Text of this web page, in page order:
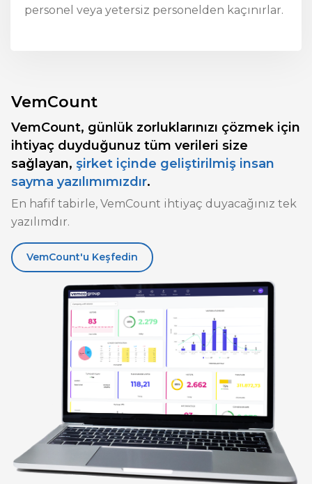
personel veya yetersiz personelden kaçınırlar.
VemCount
VemCount, günlük zorluklarınızı çözmek için
ihtiyaç duyduğunuz tüm verileri size
sağlayan, şirket içinde geliştirilmiş insan
sayma yazılımımızdır.
En hafif tabirle, VemCount ihtiyaç duyacağınız tek
yazılımdır.
VemCount'u Keşfedin